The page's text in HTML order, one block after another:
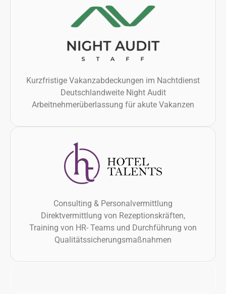
Kurzfristige Vakanzabdeckungen im Nachtdienst
Deutschlandweite Night Audit
Arbeitnehmerüberlassung für akute Vakanzen
Consulting & Personalvermittlung
Direktvermittlung von Rezeptionskräften,
Training von HR- Teams und Durchführung von
Qualitätssicherungsmaßnahmen